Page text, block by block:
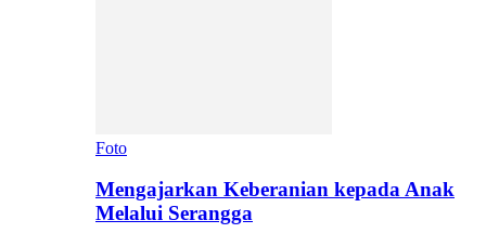
Foto
Mengajarkan Keberanian kepada Anak
Melalui Serangga